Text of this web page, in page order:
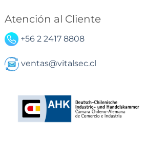
Atención al Cliente
+56 2 2417 8808
ventas@vitalsec.cl